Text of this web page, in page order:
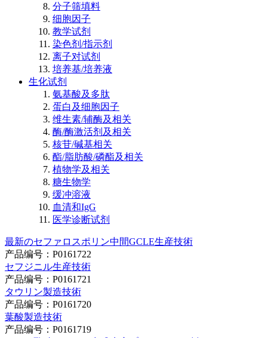
分子筛填料
细胞因子
教学试剂
染色剂/指示剂
离子对试剂
培养基/培养液
生化试剂
氨基酸及多肽
蛋白及细胞因子
维生素/辅酶及相关
酶/酶激活剂及相关
核苷/碱基相关
酯/脂肪酸/磷酯及相关
植物学及相关
糖生物学
缓冲溶液
血清和IgG
医学诊断试剂
最新のセファロスポリン中間GCLE生産技術
产品编号：P0161722
セフジニル生産技術
产品编号：P0161721
タウリン製造技術
产品编号：P0161720
葉酸製造技術
产品编号：P0161719